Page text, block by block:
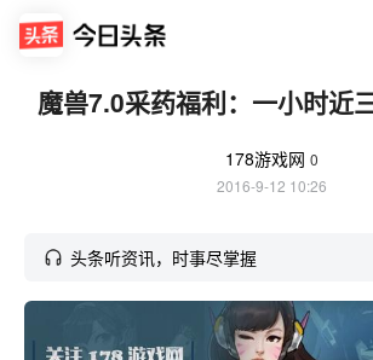
魔兽7.0采药福利：一小时近
178游戏网 0
2016-9-12 10:26
头条听资讯，时事尽掌握